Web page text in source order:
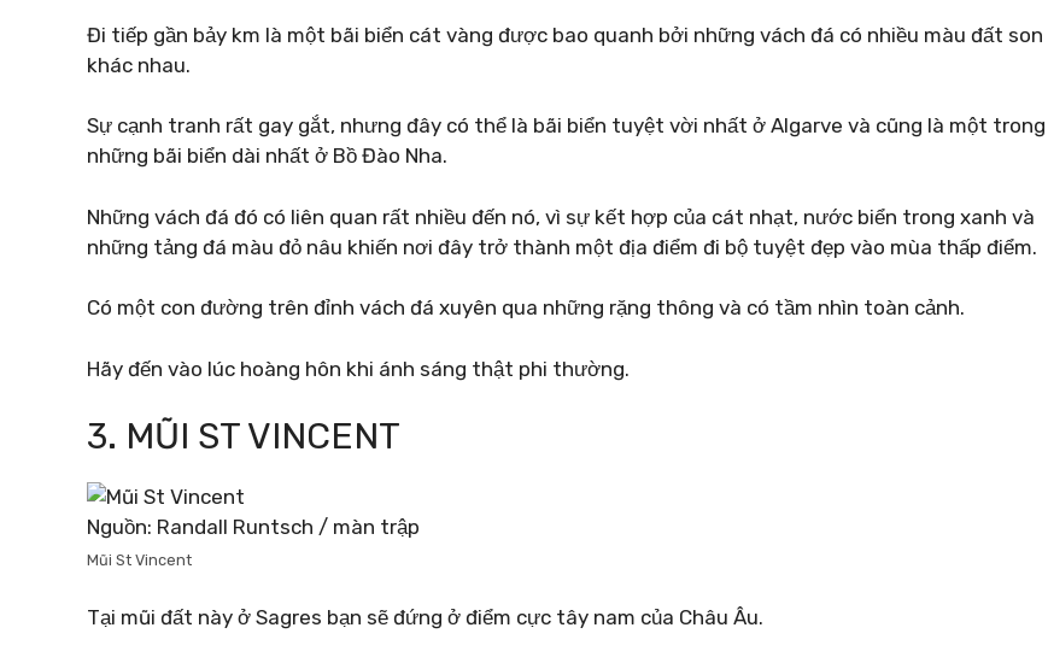
Đi tiếp gần bảy km là một bãi biển cát vàng được bao quanh bởi những vách đá có nhiều màu đất son
khác nhau.
Sự cạnh tranh rất gay gắt, nhưng đây có thể là bãi biển tuyệt vời nhất ở Algarve và cũng là một trong
những bãi biển dài nhất ở Bồ Đào Nha.
Những vách đá đó có liên quan rất nhiều đến nó, vì sự kết hợp của cát nhạt, nước biển trong xanh và
những tảng đá màu đỏ nâu khiến nơi đây trở thành một địa điểm đi bộ tuyệt đẹp vào mùa thấp điểm.
Có một con đường trên đỉnh vách đá xuyên qua những rặng thông và có tầm nhìn toàn cảnh.
Hãy đến vào lúc hoàng hôn khi ánh sáng thật phi thường.
3. MŨI ST VINCENT
Nguồn: Randall Runtsch / màn trập
Mũi St Vincent
Tại mũi đất này ở Sagres bạn sẽ đứng ở điểm cực tây nam của Châu Âu.